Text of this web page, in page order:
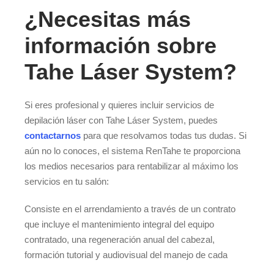
¿Necesitas más
información sobre
Tahe Láser System?
Si eres profesional y quieres incluir servicios de
depilación láser con Tahe Láser System, puedes
contactarnos para que resolvamos todas tus dudas. Si
aún no lo conoces, el sistema RenTahe te proporciona
los medios necesarios para rentabilizar al máximo los
servicios en tu salón:
Consiste en el arrendamiento a través de un contrato
que incluye el mantenimiento integral del equipo
contratado, una regeneración anual del cabezal,
formación tutorial y audiovisual del manejo de cada